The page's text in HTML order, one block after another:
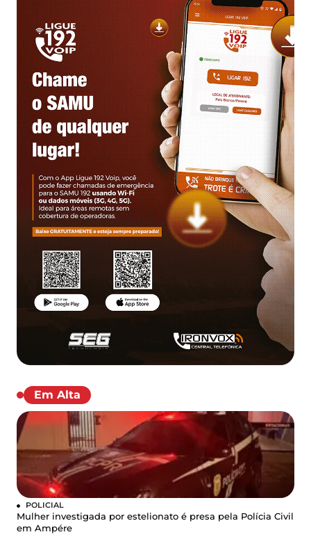
Em Alta
POLICIAL
Mulher investigada por estelionato é presa pela Polícia Civil
em Ampére